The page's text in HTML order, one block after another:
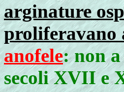
arginature
proliferavano
anofele:non
secoli XVII e